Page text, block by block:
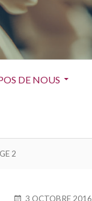
DE NOUS
2
PUBLIÉ
3 OCTOBRE 2016